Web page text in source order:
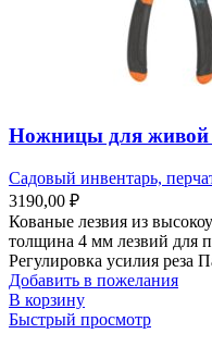
Ножницы для живой
Садовый инвентарь,
3190,00 ₽
Кованые лезвия из
толщина 4 мм лезвий для
Регулировка усилия реза
Добавить в пожелания
В корзину
Быстрый просмотр